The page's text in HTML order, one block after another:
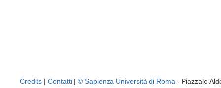
Credits | Contatti | © Sapienza Università di Roma - Piazzale